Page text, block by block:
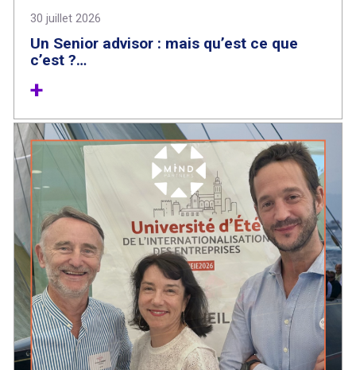
30 juillet 2026
Un Senior advisor : mais qu’est ce que
c’est ?…